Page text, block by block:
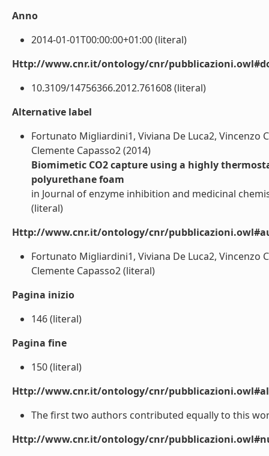
Anno
2014-01-01T00:00:00+01:00 (literal)
Http://www.cnr.it/ontology/cnr/
10.3109/14756366.2012.761608 (literal)
Alternative label
Fortunato Migliardini1, Viviana De Luca2, Vincenzo
Clemente Capasso2 (2014)
Biomimetic CO2 capture using a highly
polyurethane foam
in Journal of enzyme inhibition and medicinal
(literal)
Http://www.cnr.it/ontology/cnr/
Fortunato Migliardini1, Viviana De Luca2, Vincenzo
Clemente Capasso2 (literal)
Pagina inizio
146 (literal)
Pagina fine
150 (literal)
Http://www.cnr.it/ontology/cnr/
The first two authors contributed equally to this
Http://www.cnr.it/ontology/cnr/